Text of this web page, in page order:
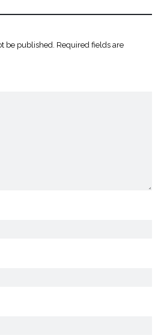
be published. Required fields are